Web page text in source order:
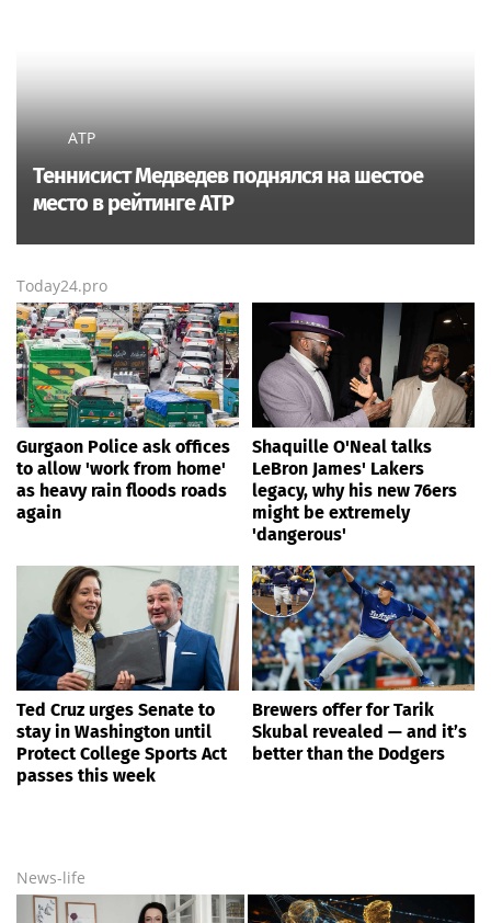
ATP
Теннисист Медведев поднялся на шестое
место в рейтинге ATP
Today24.pro
Gurgaon Police ask offices
to allow 'work from home'
as heavy rain floods roads
again
Shaquille O'Neal talks
LeBron James' Lakers
legacy, why his new 76ers
might be extremely
'dangerous'
Ted Cruz urges Senate to
stay in Washington until
Protect College Sports Act
passes this week
Brewers offer for Tarik
Skubal revealed — and it’s
better than the Dodgers
News-life